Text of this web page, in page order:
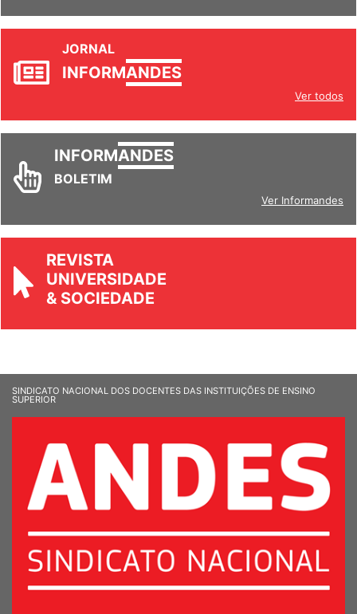
JORNAL
INFORMANDES
Ver todos
INFORMANDES
BOLETIM
Ver Informandes
REVISTA
UNIVERSIDADE
& SOCIEDADE
SINDICATO NACIONAL DOS DOCENTES DAS INSTITUIÇÕES DE ENSINO
SUPERIOR